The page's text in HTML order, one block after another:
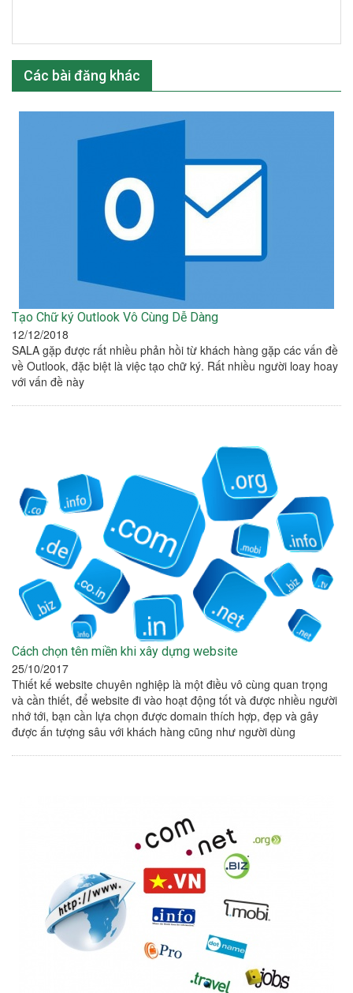
Các bài đăng khác
Tạo Chữ ký Outlook Vô Cùng Dễ Dàng
12/12/2018
SALA gặp được rất nhiều phản hồi từ khách hàng gặp các vấn đề
về Outlook, đặc biệt là việc tạo chữ ký. Rất nhiều người loay hoay
với vấn đề này
Cách chọn tên miền khi xây dựng website
25/10/2017
Thiết kế website chuyên nghiệp là một điều vô cùng quan trọng
và cần thiết, để website đi vào hoạt động tốt và được nhiều người
nhớ tới, bạn cần lựa chọn được domain thích hợp, đẹp và gây
được ấn tượng sâu với khách hàng cũng như người dùng